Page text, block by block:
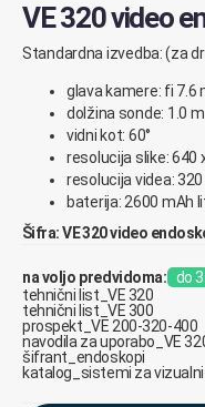
VE 320 video
Standardna izvedba: (za
glava kamere: fi 7.6
dolžina sonde: 1.0 m
vidni kot: 60°
resolucija slike: 640
resolucija videa:
baterija: 2600 mAh
Šifra: VE 320 video
na voljo predvidoma: do
tehnični list_VE 320
tehnični list_VE 300
prospekt_VE 200-320-400
navodila za uporabo_VE
šifrant_endoskopi
katalog_sistemi za vizualni